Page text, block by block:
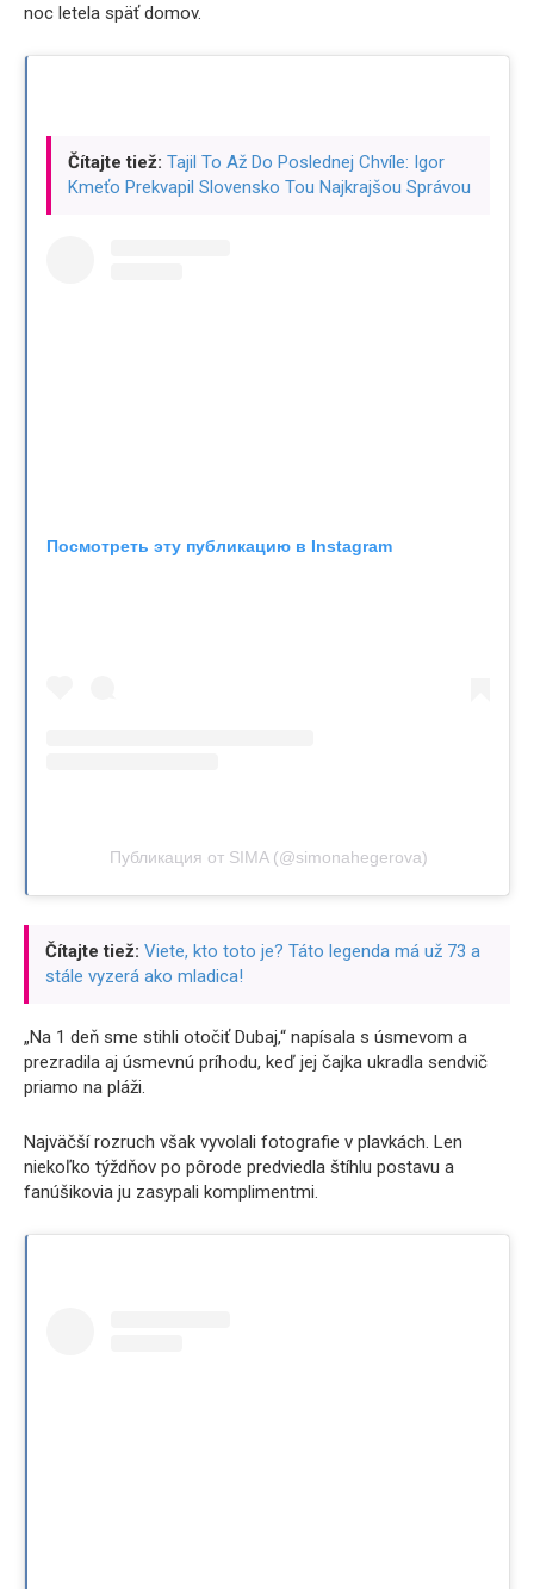
noc letela späť domov.
Čítajte tiež: Tajil To Až Do Poslednej Chvíle: Igor
Kmeťo Prekvapil Slovensko Tou Najkrajšou Správou
Посмотреть эту публикацию в Instagram
Публикация от SIMA (@simonahegerova)
Čítajte tiež: Viete, kto toto je? Táto legenda má už 73 a
stále vyzerá ako mladica!
„Na 1 deň sme stihli otočiť Dubaj,“ napísala s úsmevom a
prezradila aj úsmevnú príhodu, keď jej čajka ukradla sendvič
priamo na pláži.
Najväčší rozruch však vyvolali fotografie v plavkách. Len
niekoľko týždňov po pôrode predviedla štíhlu postavu a
fanúšikovia ju zasypali komplimentmi.